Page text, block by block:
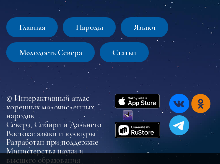
Главная Народы Языки
Молодость Севера Статьи
© Интерактивный атлас
коренных малочисленных
народов
Севера, Сибири и Дальнего
Востока: языки и культуры
Разработан при поддержке
Министерства науки и
высшего образования